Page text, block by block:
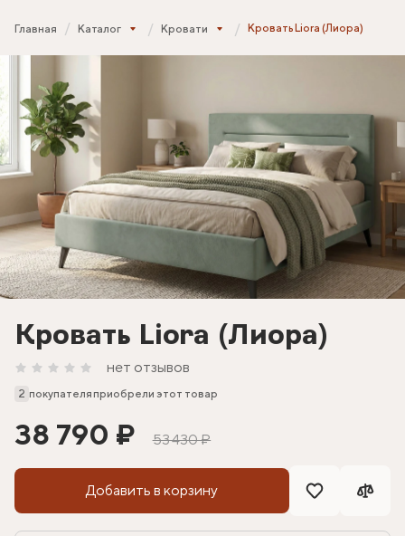
Главная Каталог Кровати Кровать Liora (Лиора)
Кровать Liora (Лиора)
нет отзывов
2 покупателя приобрели этот товар
38 790 ₽ 53 430 ₽
Добавить в корзину